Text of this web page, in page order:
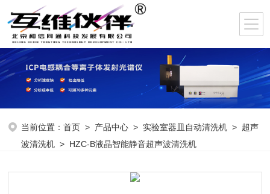
当前位置：首页 > 产品中心 > 实验室器皿自动清洗机 > 超声
波清洗机 > HZC-B液晶智能静音超声波清洗机